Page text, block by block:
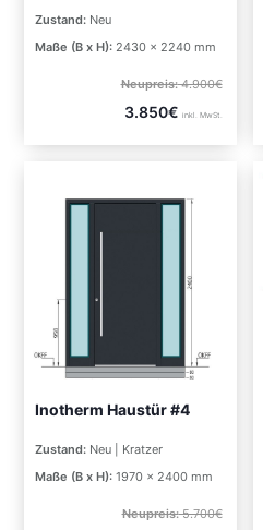
Zustand: Neu
Maße (B x H): 2430 x 2240 mm
Neupreis:4.900€
3.850€ inkl. MwSt.
Inotherm Haustür #4
Zustand: Neu | Kratzer
Maße (B x H): 1970 x 2400 mm
Neupreis:5.700€